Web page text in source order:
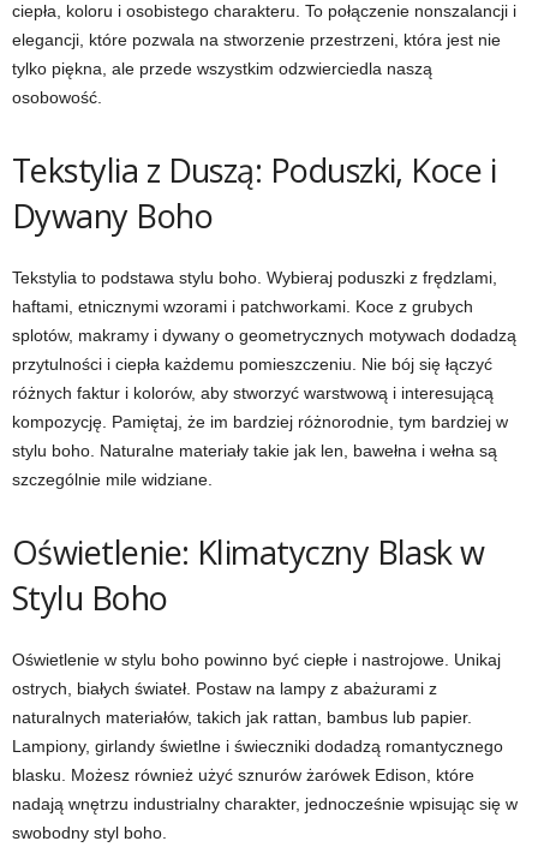
ciepła, koloru i osobistego charakteru. To połączenie nonszalancji i
elegancji, które pozwala na stworzenie przestrzeni, która jest nie
tylko piękna, ale przede wszystkim odzwierciedla naszą
osobowość.
Tekstylia z Duszą: Poduszki, Koce i
Dywany Boho
Tekstylia to podstawa stylu boho. Wybieraj poduszki z frędzlami,
haftami, etnicznymi wzorami i patchworkami. Koce z grubych
splotów, makramy i dywany o geometrycznych motywach dodadzą
przytulności i ciepła każdemu pomieszczeniu. Nie bój się łączyć
różnych faktur i kolorów, aby stworzyć warstwową i interesującą
kompozycję. Pamiętaj, że im bardziej różnorodnie, tym bardziej w
stylu boho. Naturalne materiały takie jak len, bawełna i wełna są
szczególnie mile widziane.
Oświetlenie: Klimatyczny Blask w
Stylu Boho
Oświetlenie w stylu boho powinno być ciepłe i nastrojowe. Unikaj
ostrych, białych świateł. Postaw na lampy z abażurami z
naturalnych materiałów, takich jak rattan, bambus lub papier.
Lampiony, girlandy świetlne i świeczniki dodadzą romantycznego
blasku. Możesz również użyć sznurów żarówek Edison, które
nadają wnętrzu industrialny charakter, jednocześnie wpisując się w
swobodny styl boho.